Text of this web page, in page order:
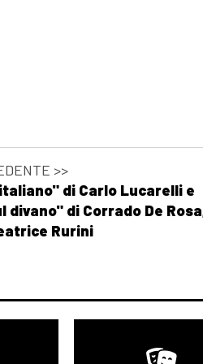
>>
di Carlo Lucarelli e
divano" di Corrado De
Rurini